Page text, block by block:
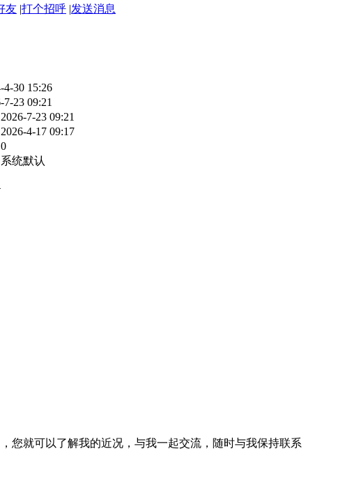
友 |打个招呼 |发送消息
30 15:26
23 09:21
7-23 09:21
4-17 09:17
统默认
您就可以了解我的近况，与我一起交流，随时与我保持联系